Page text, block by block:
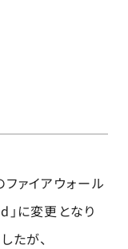
ァイアウォール
に変更となり
たが、